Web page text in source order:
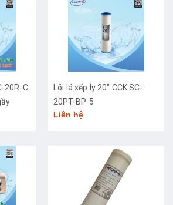
20R-C
Lõi lá xếp ly 20" CCK SC-
20PT-BP-5
Liên hệ